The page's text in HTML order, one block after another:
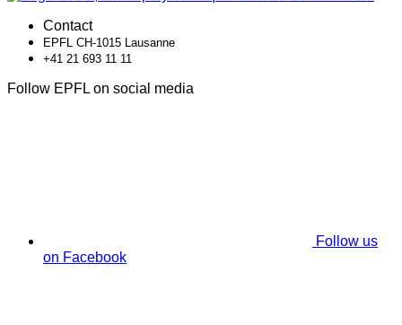
Contact
EPFL CH-1015 Lausanne
+41 21 693 11 11
Follow EPFL on social media
Follow us
on Facebook